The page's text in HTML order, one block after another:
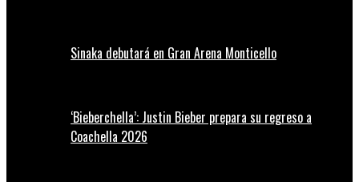
Sinaka debutará en Gran Arena Monticello
‘Bieberchella’: Justin Bieber prepara su regreso a
Coachella 2026